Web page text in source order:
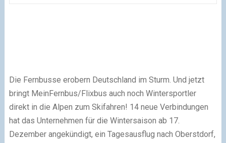
Die Fernbusse erobern Deutschland im Sturm. Und jetzt
bringt MeinFernbus/Flixbus auch noch Wintersportler
direkt in die Alpen zum Skifahren! 14 neue Verbindungen
hat das Unternehmen für die Wintersaison ab 17.
Dezember angekündigt, ein Tagesausflug nach Oberstdorf,